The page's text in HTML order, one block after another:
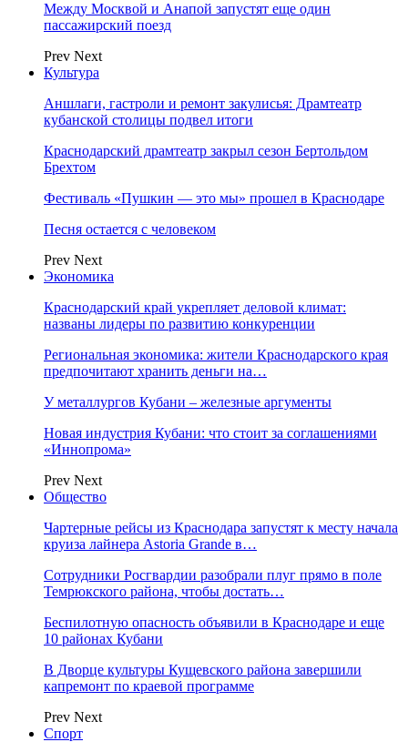
Между Москвой и Анапой запустят еще один
пассажирский поезд
Prev Next
Культура
Аншлаги, гастроли и ремонт закулисья: Драмтеатр
кубанской столицы подвел итоги
Краснодарский драмтеатр закрыл сезон Бертольдом
Брехтом
Фестиваль «Пушкин — это мы» прошел в Краснодаре
Песня остается с человеком
Prev Next
Экономика
Краснодарский край укрепляет деловой климат:
названы лидеры по развитию конкуренции
Региональная экономика: жители Краснодарского края
предпочитают хранить деньги на…
У металлургов Кубани – железные аргументы
Новая индустрия Кубани: что стоит за соглашениями
«Иннопрома»
Prev Next
Общество
Чартерные рейсы из Краснодара запустят к месту начала
круиза лайнера Astoria Grande в…
Сотрудники Росгвардии разобрали плуг прямо в поле
Темрюкского района, чтобы достать…
Беспилотную опасность объявили в Краснодаре и еще
10 районах Кубани
В Дворце культуры Кущевского района завершили
капремонт по краевой программе
Prev Next
Спорт